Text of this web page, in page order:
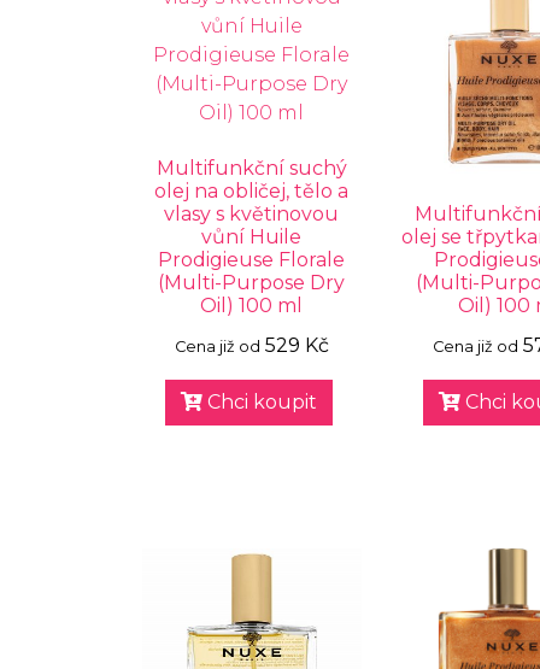
Multifunkční suchý
olej na obličej, tělo a
vlasy s květinovou
vůní Huile
Prodigieuse Florale
(Multi-Purpose Dry
Oil) 100 ml
Cena již od 529 Kč
Chci koupit
olej se
(Multi-
Oil) 100
Cena již od
Chci